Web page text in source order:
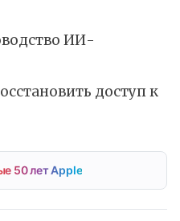
ИИ-
доступ к
50 лет Apple